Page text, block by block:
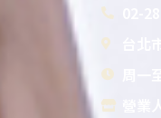
02-
台
周
營